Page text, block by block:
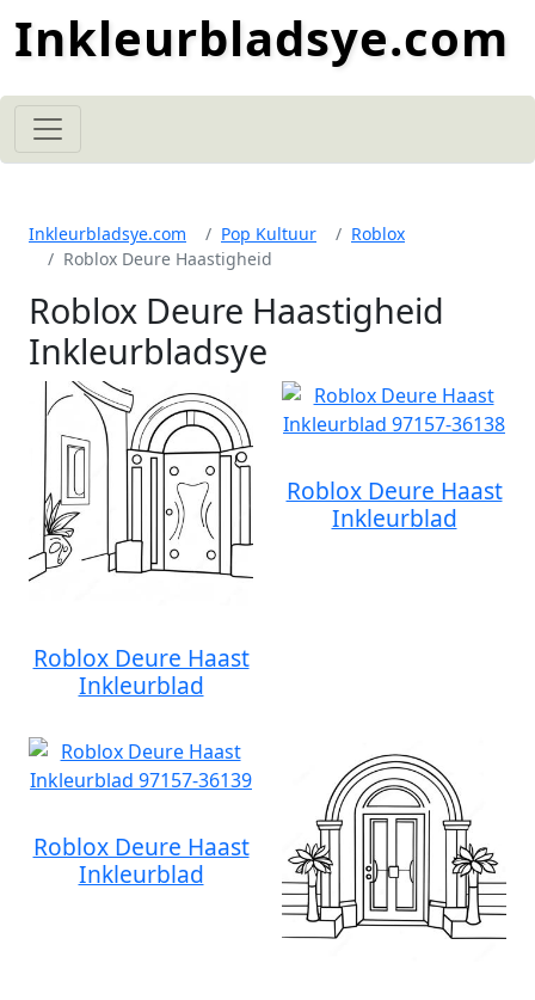
Inkleurbladsye.com
Inkleurbladsye.com Pop Kultuur
Roblox
Roblox Deure Haastigheid
Roblox Deure Haastigheid
Inkleurbladsye
Roblox Deure Haast
Inkleurblad
Roblox Deure Haast
Inkleurblad
Roblox Deure Haast
Inkleurblad